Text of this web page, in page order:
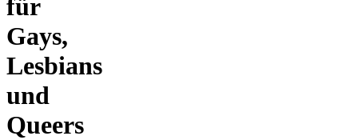
für
Gays,
Lesbians
und
Queers